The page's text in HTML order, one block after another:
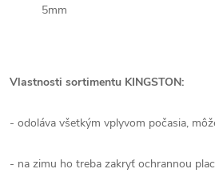
5mm
Vlastnosti sortimentu KINGSTON:
- odoláva všetkým vplyvom počasia,
- na zimu ho treba zakryť ochrannou